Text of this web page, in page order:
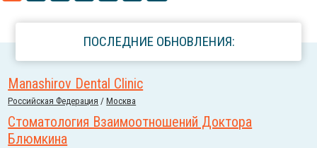
ПОСЛЕДНИЕ ОБНОВЛЕНИЯ:
Manashirov Dental Clinic
Российcкая Федерация /Москва
Стоматология Взаимоотношений Доктора
Блюмкина